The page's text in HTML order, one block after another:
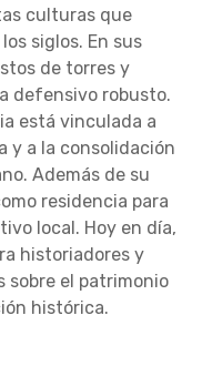
culturas que
siglos. En sus
de torres y
defensivo robusto.
está vinculada a
y a la consolidación
Además de su
residencia para
local. Hoy en día,
historiadores y
sobre el patrimonio
histórica.